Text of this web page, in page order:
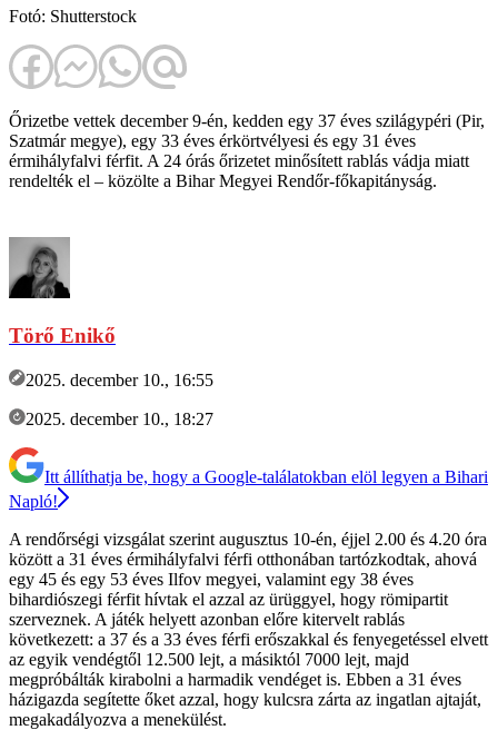
Fotó: Shutterstock
Őrizetbe vettek december 9-én, kedden egy 37 éves szilágypéri (Pir,
Szatmár megye), egy 33 éves érkörtvélyesi és egy 31 éves
érmihályfalvi férfit. A 24 órás őrizetet minősített rablás vádja miatt
rendelték el – közölte a Bihar Megyei Rendőr-főkapitányság.
Törő Enikő
2025. december 10., 16:55
2025. december 10., 18:27
Itt állíthatja be, hogy a Google-találatokban elöl legyen a Bihari
Napló!
A rendőrségi vizsgálat szerint augusztus 10-én, éjjel 2.00 és 4.20 óra
között a 31 éves érmihályfalvi férfi otthonában tartózkodtak, ahová
egy 45 és egy 53 éves Ilfov megyei, valamint egy 38 éves
bihardiószegi férfit hívtak el azzal az ürüggyel, hogy römipartit
szerveznek. A játék helyett azonban előre kitervelt rablás
következett: a 37 és a 33 éves férfi erőszakkal és fenyegetéssel elvett
az egyik vendégtől 12.500 lejt, a másiktól 7000 lejt, majd
megpróbálták kirabolni a harmadik vendéget is. Ebben a 31 éves
házigazda segítette őket azzal, hogy kulcsra zárta az ingatlan ajtaját,
megakadályozva a menekülést.